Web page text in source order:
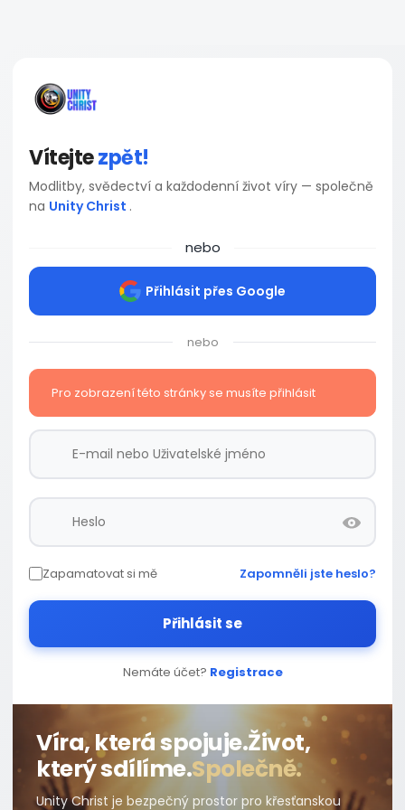
Vítejtezpět!
Modlitby, svědectví a každodenní život víry — společně
na Unity Christ .
nebo
Přihlásit přes Google
nebo
Pro zobrazení této stránky se musíte přihlásit
Zapamatovat si mě Zapomněli jste heslo?
Přihlásit se
Nemáte účet? Registrace
Víra, která spojuje.Život,
který sdílíme.Společně.
Unity Christ je bezpečný prostor pro křesťanskou